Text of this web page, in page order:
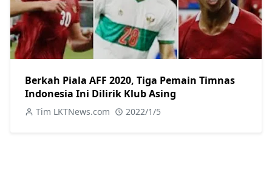
Berkah Piala AFF 2020, Tiga Pemain Timnas
Indonesia Ini Dilirik Klub Asing
Tim LKTNews.com 2022/1/5